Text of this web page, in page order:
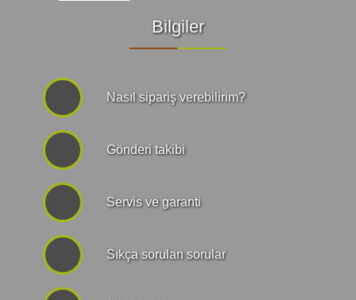
Bilgiler
Nasıl sipariş verebilirim?
Gönderi takibi
Servis ve garanti
Sıkça sorulan sorular